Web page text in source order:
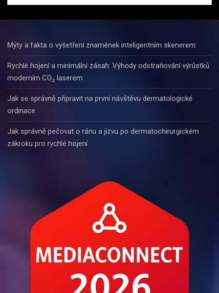
Mýty a fakta o vyšetření znamének inteligentním skenerem
Rychlé hojení a minimální zásah: Výhody odstraňování výrůstků
moderním CO₂ laserem
Jak se správně připravit na první návštěvu dermatologické
ordinace
Jak správně pečovat o ránu a jizvu po dermatochirurgickém
zákroku pro rychlé hojení